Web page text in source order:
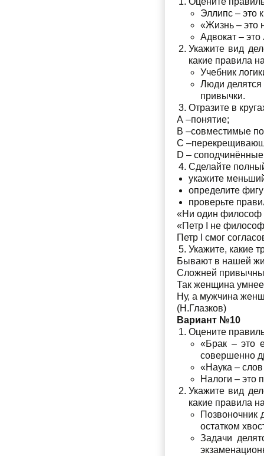
Эллипс – это
«Жизнь – это
Адвокат –
Укажите вид
какие правила
Учебник
Люди делятся
привычки.
Отразите в
А –понятие;
В –совместимые
С
D –
Сделайте
укажите
определите
проверьте
«Ни один философ
«Петр I не
Петр I смог
Укажите, какие
Бывают в нашей
Сложней
Так женщина
Ну, а мужчина
(Н.Глазков)
Вариант №10
Оцените
«Брак – это
совершенно
«Наука –
Налоги – это
Укажите вид
какие правила
Позвоночник
остатком
Задачи